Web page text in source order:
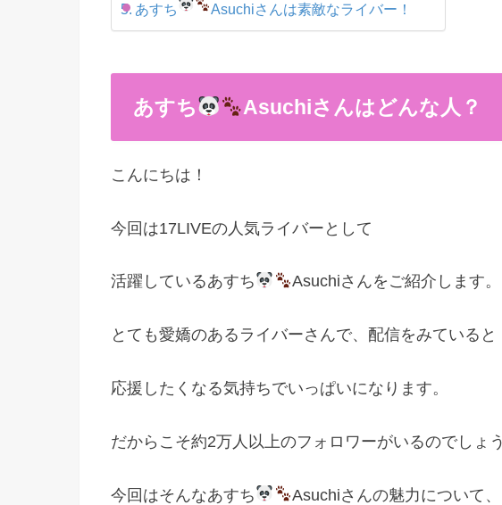
あすち
Asuchiさんは素敵なライバー！
あすち Asuchiさんはどんな人？
こんにちは！
今回は17LIVEの人気ライバーとして
活躍しているあすち Asuchiさんをご紹介します。
とても愛嬌のあるライバーさんで、配信をみていると
応援したくなる気持ちでいっぱいになります。
だからこそ約2万人以上のフォロワーがいるのでしょ
今回はそんなあすち Asuchiさんの魅力について